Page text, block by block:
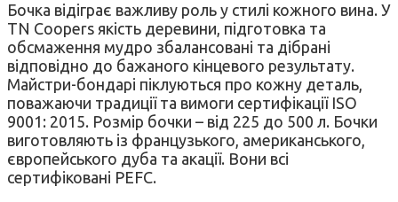
Бочка відіграє важливу роль у стилі кожного вина. У
TN Coopers якість деревини, підготовка та
обсмаження мудро збалансовані та дібрані
відповідно до бажаного кінцевого результату.
Майстри-бондарі піклуються про кожну деталь,
поважаючи традиції та вимоги сертифікації ISO
9001: 2015. Розмір бочки – від 225 до 500 л. Бочки
виготовляють із французького, американського,
європейського дуба та акації. Вони всі
сертифіковані PEFC.